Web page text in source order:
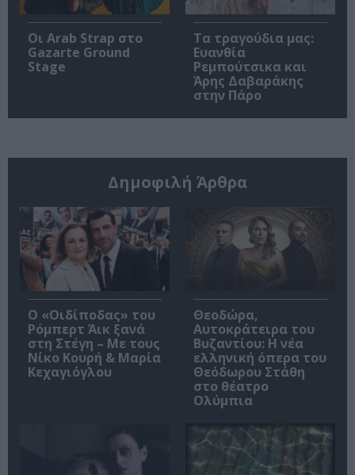
Οι Arab Strap στο
Gazarte Ground
Stage
Τα τραγούδια μας:
Ευανθία
Ρεμπούτσικα και
Άρης Δαβαράκης
στην Πάρο
Δημοφιλή Άρθρα
O «Οιδίποδας» του
Ρόμπερτ Άικ ξανά
στη Στέγη – Με τους
Νίκο Κουρή & Μαρία
Κεχαγιόγλου
Θεοδώρα,
Αυτοκράτειρα του
Βυζαντίου: Η νέα
ελληνική όπερα του
Θεόδωρου Στάθη
στο θέατρο
Ολύμπια